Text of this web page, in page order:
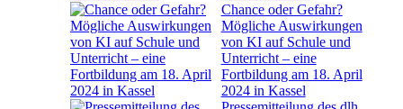
Chance oder Gefahr?
Mögliche Auswirkungen
von KI auf Schule und
Unterricht – eine
Fortbildung am 18. April
2024 in Kassel